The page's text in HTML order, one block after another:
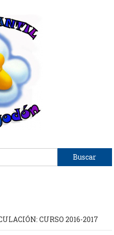
Buscar:
CURSO 2016-2017